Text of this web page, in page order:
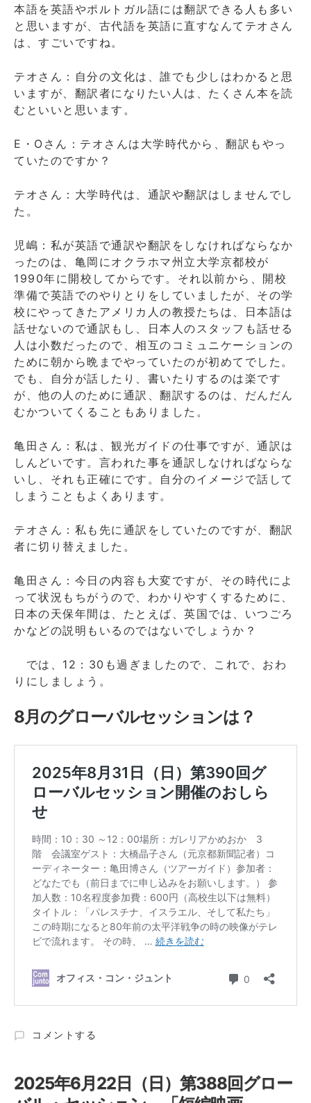
本語を英語やポルトガル語には翻訳できる人も多い
と思いますが、古代語を英語に直すなんてテオさん
は、すごいですね。
テオさん：自分の文化は、誰でも少しはわかると思
いますが、翻訳者になりたい人は、たくさん本を読
むといいと思います。
E・Oさん：テオさんは大学時代から、翻訳もやっ
ていたのですか？
テオさん：大学時代は、通訳や翻訳はしませんでし
た。
児嶋：私が英語で通訳や翻訳をしなければならなか
ったのは、亀岡にオクラホマ州立大学京都校が
1990年に開校してからです。それ以前から、開校
準備で英語でのやりとりをしていましたが、その学
校にやってきたアメリカ人の教授たちは、日本語は
話せないので通訳もし、日本人のスタッフも話せる
人は小数だったので、相互のコミュニケーションの
ために朝から晩までやっていたのが初めてでした。
でも、自分が話したり、書いたりするのは楽です
が、他の人のために通訳、翻訳するのは、だんだん
むかついてくることもありました。
亀田さん：私は、観光ガイドの仕事ですが、通訳は
しんどいです。言われた事を通訳しなければならな
いし、それも正確にです。自分のイメージで話して
しまうこともよくあります。
テオさん：私も先に通訳をしていたのですが、翻訳
者に切り替えました。
亀田さん：今日の内容も大変ですが、その時代によ
って状況もちがうので、わかりやすくするために、
日本の天保年間は、たとえば、英国では、いつごろ
かなどの説明もいるのではないでしょうか？
では、12：30も過ぎましたので、これで、おわ
りにしましょう。
8月のグローバルセッションは？
2025
月
27
コメントする
2025年6月22日（日）第388回グロー